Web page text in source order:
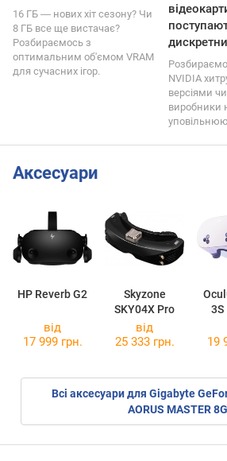
16 ГБ ― нових хіт сезону? Чи
8 ГБ все ще вистачає?
Розбираємось з
оптимальним об'ємом VRAM
для сучасних ігор.
NVIDIA
версіями
виробники
Аксесуари
HP Reverb G2
Skyzone
SKY04X Pro
3S
від
17 999 грн.
від
25 333 грн.
19
Всі аксесуари для Gigabyte
AORUS MASTER 8G